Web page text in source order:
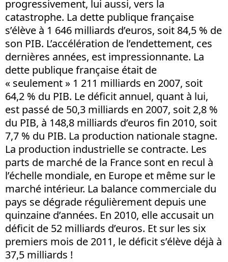
progressivement, lui aussi, vers la
catastrophe. La dette publique française
s’élève à 1 646 milliards d’euros, soit 84,5 % de
son PIB. L’accélération de l’endettement, ces
dernières années, est impressionnante. La
dette publique française était de
« seulement » 1 211 milliards en 2007, soit
64,2 % du PIB. Le déficit annuel, quant à lui,
est passé de 50,3 milliards en 2007, soit 2,8 %
du PIB, à 148,8 milliards d’euros fin 2010, soit
7,7 % du PIB. La production nationale stagne.
La production industrielle se contracte. Les
parts de marché de la France sont en recul à
l’échelle mondiale, en Europe et même sur le
marché intérieur. La balance commerciale du
pays se dégrade régulièrement depuis une
quinzaine d’années. En 2010, elle accusait un
déficit de 52 milliards d’euros. Et sur les six
premiers mois de 2011, le déficit s’élève déjà à
37,5 milliards !